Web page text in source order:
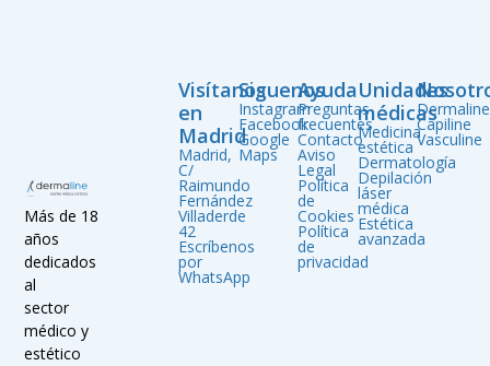
Más de 18
años
dedicados
al
sector
médico y
estético
Dermaline
Capiline
Vasculine
Unidades
médicas
Medicina
estética
Dermatología
Depilación
láser
médica
Estética
avanzada
Ayuda
Preguntas
frecuentes
Contacto
Aviso
Legal
Política
de
Cookies
Política
de
privacidad
Siguenos
Instagram
Facebook
Google
Maps
Visítanos
en
Madrid
Madrid,
C/
Raimundo
Fernández
Villaderde
42
Escríbenos
por
WhatsApp